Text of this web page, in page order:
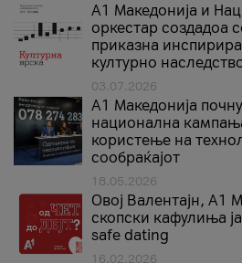
А1 Македонија и
оркестар создадоа
приказна
културно
03.07.2026
A1 Македонија
национална
користење на
сообраќајот
18.05.2026
Овој Валентајн, A1
скопски кафулиња
safe dating
16.02.2026